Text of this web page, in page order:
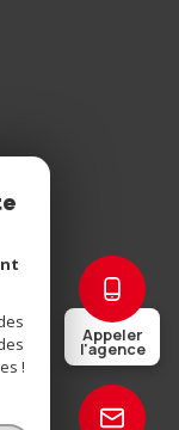
Appeler
l'agence
!